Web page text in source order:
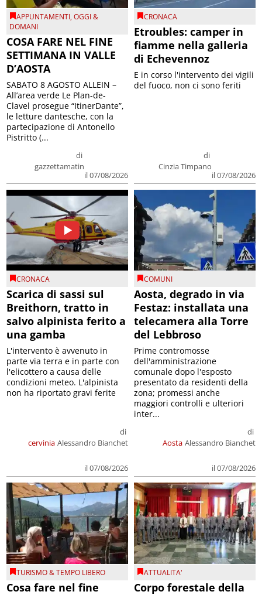
APPUNTAMENTI,OGGI &
DOMANI
COSA FARE NEL FINE
SETTIMANA IN VALLE
D’AOSTA
di
gazzettamatin
il 07/08/2026
SABATO 8 AGOSTO ALLEIN –
All’area verde Le Plan-de-
Clavel prosegue “ItinerDante”,
le letture dantesche, con la
partecipazione di Antonello
Pistritto (...
CRONACA
Etroubles: camper in
fiamme nella galleria
di Echevennoz
di
Cinzia Timpano
il 07/08/2026
E in corso l'intervento dei vigili
del fuoco, non ci sono feriti
CRONACA
Scarica di sassi sul
Breithorn, tratto in
salvo alpinista ferito a
una gamba
cervinia
di
Alessandro Bianchet
il 07/08/2026
L'intervento è avvenuto in
parte via terra e in parte con
l'elicottero a causa delle
condizioni meteo. L'alpinista
non ha riportato gravi ferite
COMUNI
Aosta, degrado in via
Festaz: installata una
telecamera alla Torre
del Lebbroso
Aosta
di
Alessandro Bianchet
il 07/08/2026
Prime contromosse
dell'amministrazione
comunale dopo l'esposto
presentato da residenti della
zona; promessi anche
maggiori controlli e ulteriori
inter...
TURISMO & TEMPO LIBERO
Cosa fare nel fine
ATTUALITA'
Corpo forestale della